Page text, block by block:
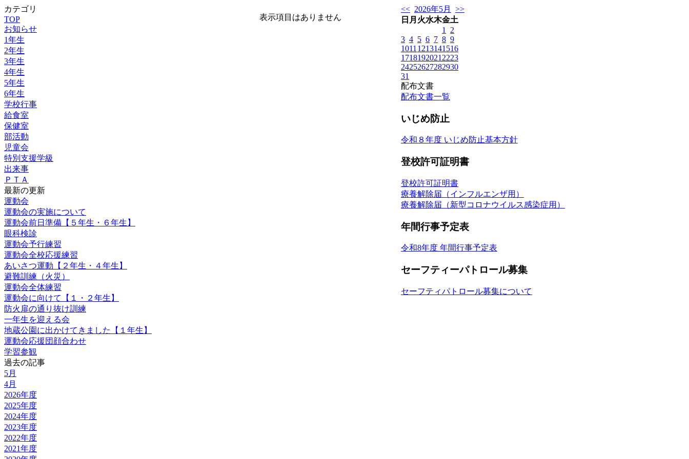
カテゴリ
TOP
お知らせ
1年生
2年生
3年生
4年生
5年生
6年生
学校行事
給食室
保健室
部活動
児童会
特別支援学級
出来事
ＰＴＡ
最新の更新
運動会
運動会の実施について
運動会前日準備【５年生・６年生】
眼科検診
運動会予行練習
運動会全校応援練習
あいさつ運動【２年生・４年生】
避難訓練（火災）
運動会全体練習
運動会に向けて【１・２年生】
防火扉の通り抜け訓練
一年生を迎える会
地蔵公園に出かけてきました【１年生】
運動会応援団顔合わせ
学習参観
過去の記事
5月
4月
2026年度
2025年度
2024年度
2023年度
2022年度
2021年度
表示項目はありません
<< 2026年5月
>>
日 月 火水木金土
1
2
3 4 5 6 7 8 9
1011 1213141516
1718192021 2223
24252627282930
31
配布文書
配布文書一覧
いじめ防止
令和８年度 いじめ防止基本方針
登校許可証明書
登校許可証明書
療養解除届（インフルエンザ用）
療養解除届（新型コロナウイルス感染症用）
年間行事予定表
令和8年度 年間行事予定表
セーフティーパトロール募集
セーフティパトロール募集について